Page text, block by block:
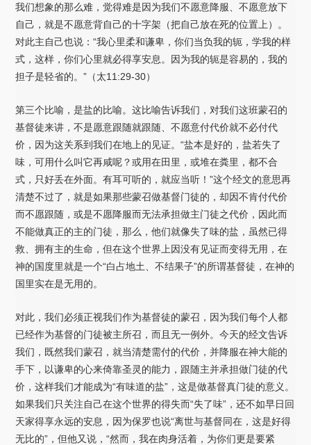
我们想象的那么难，觉得难是因为我们不愿意降服、不愿意放下
自己，就是不愿意背自己的十字架（把自己放在死的位置上）。
对此主自己也说：“我心里柔和谦卑，你们当负我的轭，学我的样
式，这样，你们心里就必得享安息。因为我的轭是容易的，我的
担子是轻省的。”（太11:29-30）
第三个比喻，是盐的比喻。这比喻告诉我们，对我们这班蒙召的
基督徒来讲，不是愿意跟随就跟随、不愿意付代价就不必付代
价，因为这关系到我们在地上的见证。“盐本是好的，盐若失了
味，可用什么叫它再咸呢？或用在田里，或堆在粪里，都不合
式，只好丢在外面。有耳可听的，就应当听！”这个经文的意思再
清楚不过了，就是如果那些蒙召做基督门徒的，却因不肯付代价
而不愿跟随，或是不愿降服而无法承担做主门徒之代价，因此而
不能做真正的主的门徒，那么，他们就像失了味的盐，虽然已得
救、拥有主的生命，但在这个世界上因没有见证而变得无用，在
神的国度里就是一个“白占地土、不结果子”的所谓基督徒，在神的
国里实在是无用的。
对此，我们必须正视我们作为基督徒的蒙召，因为我们每个人都
已经作为基督的门徒被主所召，而且无一例外。今天的经文告诉
我们，既然我们蒙召，就当清楚需付的代价，并降服在神大能的
手下，以谦卑的心来倚靠圣灵的能力，跟随主并承担做门徒的代
价，这样我们才能成为“有味道的盐”，这是做基督真门徒的意义。
如果我们只关注自己在这个世界的得失而“失了味”，还不如早日回
天家得享永远的安息，因为保罗也说“离世与基督同在，这是好得
无比的”，但他又说，“然而，我在肉身活着，为你们更是要紧